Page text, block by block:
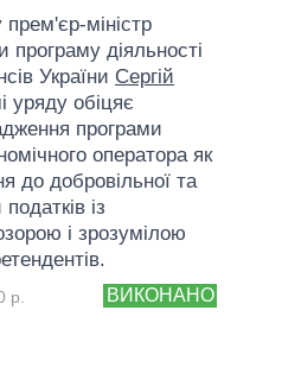
міністр
програму діяльності
України Сергій
уряду обіцяє
програми
оператора як
до добровільної та
із
і зрозумілою
ВИКОНАНО
р.